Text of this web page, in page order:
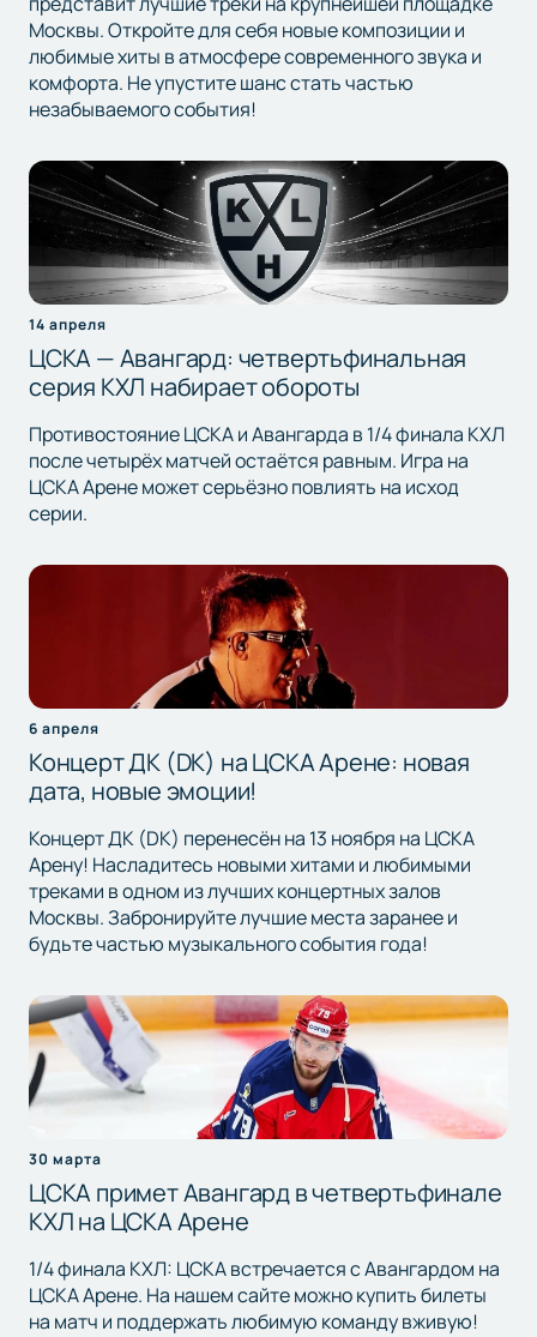
Москвы. Откройте для себя новые композиции и
любимые хиты в атмосфере современного звука и
комфорта. Не упустите шанс стать частью
незабываемого события!
14 апреля
ЦСКА — Авангард: четвертьфинальная
серия КХЛ набирает обороты
Противостояние ЦСКА и Авангарда в 1/4 финала КХЛ
после четырёх матчей остаётся равным. Игра на
ЦСКА Арене может серьёзно повлиять на исход
серии.
6 апреля
Концерт ДК (DK) на ЦСКА Арене: новая
дата, новые эмоции!
Концерт ДК (DK) перенесён на 13 ноября на ЦСКА
Арену! Насладитесь новыми хитами и любимыми
треками в одном из лучших концертных залов
Москвы. Забронируйте лучшие места заранее и
будьте частью музыкального события года!
30 марта
ЦСКА примет Авангард в четвертьфинале
КХЛ на ЦСКА Арене
1/4 финала КХЛ: ЦСКА встречается с Авангардом на
ЦСКА Арене. На нашем сайте можно купить билеты
на матч и поддержать любимую команду вживую!